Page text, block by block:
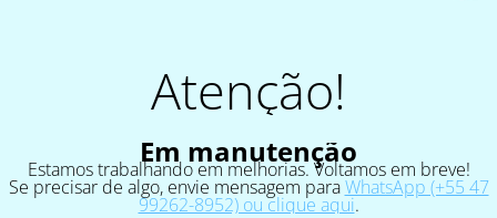
Atenção!
Em manutenção
Estamos trabalhando em melhorias. Voltamos em breve!
Se precisar de algo, envie mensagem paraWhatsApp (+55 47
99262-8952) ou clique aqui.